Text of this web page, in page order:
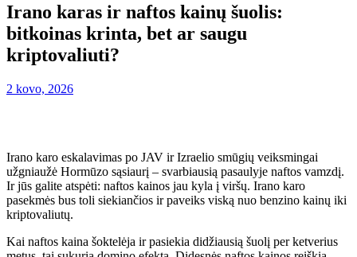
Irano karas ir naftos kainų šuolis:
bitkoinas krinta, bet ar saugu
kriptovaliuti?
2 kovo, 2026
Irano karo eskalavimas po JAV ir Izraelio smūgių veiksmingai
užgniaužė Hormūzo sąsiaurį – svarbiausią pasaulyje naftos vamzdį.
Ir jūs galite atspėti: naftos kainos jau kyla į viršų. Irano karo
pasekmės bus toli siekiančios ir paveiks viską nuo benzino kainų iki
kriptovaliutų.
Kai naftos kaina šoktelėja ir pasiekia didžiausią šuolį per ketverius